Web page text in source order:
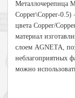
Металлочерепица
Copper\Copper-0.5)
цвета Copper/
материал
слоем AGNETA,
неблагоприятных
можно